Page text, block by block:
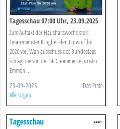
Tagesschau 07:00 Uhr, 23.09.2025
Zum Auftakt der Haushaltswoche stellt
Finanzminister Klingbeil den Entwurf für
2026 vor, Wahlausschuss des Bundestags
schlägt die von der SPD nominierte Juristin
Emmen ...
23-09-2025 Das Erste
Alle Folgen
Tagesschau